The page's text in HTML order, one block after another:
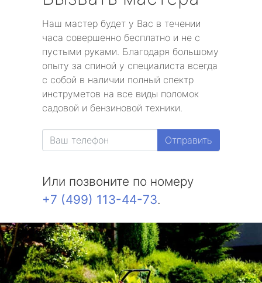
Наш мастер будет у Вас в течении
часа совершенно бесплатно и не с
пустыми руками. Благодаря большому
опыту за спиной у специалиста всегда
с собой в наличии полный спектр
инструметов на все виды поломок
садовой и бензиновой техники.
Отправить
Или позвоните по номеру
+7 (499) 113-44-73.